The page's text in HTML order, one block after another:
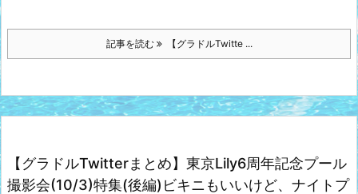
記事を読む 【グラドルTwitte ...
【グラドルTwitterまとめ】東京Lily6周年記念プール
撮影会(10/3)特集(後編)ビキニもいいけど、ナイトプ